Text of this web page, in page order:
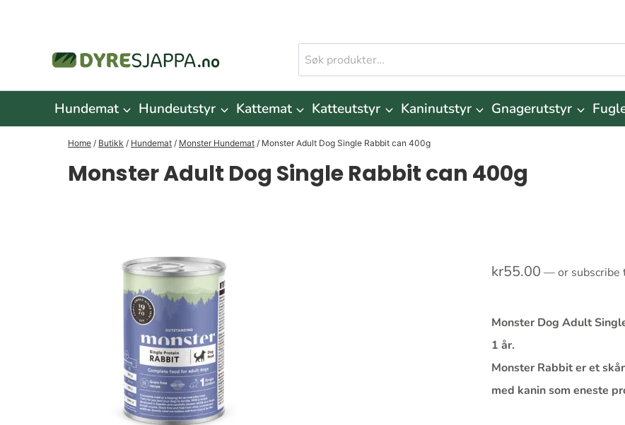
Søk
etter:
Hundemat Hundeutstyr Kattemat Katteutstyr Kaninutstyr Gnagerutstyr
Home / Butikk / Hundemat / Monster Hundemat / Monster Adult Dog Single Rabbit can 400g
Monster Adult Dog Single Rabbit can 400g
kr55.00 —or subscribe
Monster Dog Adult
1 år.
Monster Rabbit er et
med kanin som eneste